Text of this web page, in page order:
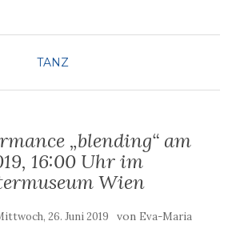
TANZ
„blending“ am
16:00 Uhr im
Wien
26. Juni 2019 von Eva-Maria